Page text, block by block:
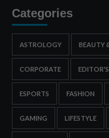
Categories
ASTROLOGY BEAUTY
CORPORATE EDITOR'S
ESPORTS FASHION
GAMING LIFESTYLE